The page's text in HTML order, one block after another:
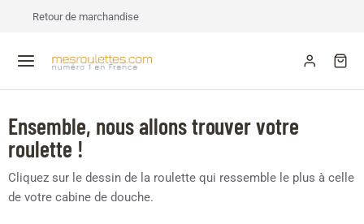
Retour de marchandise
Ensemble, nous allons trouver votre
roulette !
Cliquez sur le dessin de la roulette qui ressemble le plus à celle
de votre cabine de douche.